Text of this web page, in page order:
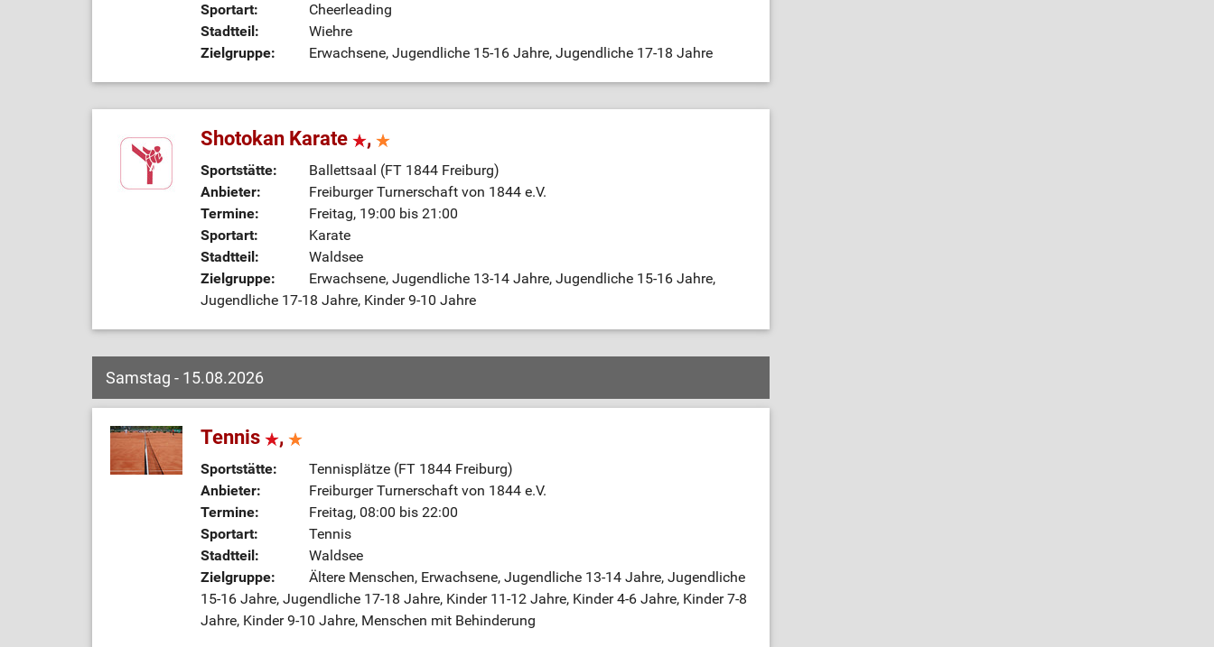
Sportart:
Cheerleading
Stadtteil:
Wiehre
Zielgruppe:
Erwachsene, Jugendliche 15-16 Jahre, Jugendliche 17-18 Jahre
Shotokan Karate ,
Sportstätte:
Ballettsaal (FT 1844 Freiburg)
Anbieter:
Freiburger Turnerschaft von 1844 e.V.
Termine:
Freitag, 19:00 bis 21:00
Sportart:
Karate
Stadtteil:
Waldsee
Zielgruppe:
Erwachsene, Jugendliche 13-14 Jahre, Jugendliche 15-16 Jahre,
Jugendliche 17-18 Jahre, Kinder 9-10 Jahre
Samstag - 15.08.2026
Tennis ,
Sportstätte:
Tennisplätze (FT 1844 Freiburg)
Anbieter:
Freiburger Turnerschaft von 1844 e.V.
Termine:
Freitag, 08:00 bis 22:00
Sportart:
Tennis
Stadtteil:
Waldsee
Zielgruppe:
Ältere Menschen, Erwachsene, Jugendliche 13-14 Jahre, Jugendliche
15-16 Jahre, Jugendliche 17-18 Jahre, Kinder 11-12 Jahre, Kinder 4-6 Jahre, Kinder 7-8
Jahre, Kinder 9-10 Jahre, Menschen mit Behinderung